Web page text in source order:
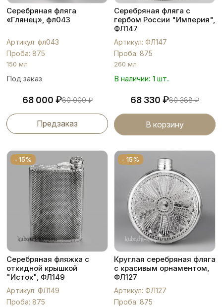
Серебряная фляга
«Глянец», фл043
Артикул: фл043
Проба: 875
150 мл
Под заказ
68 000 ₽80 000₽
Предзаказ
Серебряная фляга с
гербом России "Империя",
ФЛ147
Артикул: ФЛ147
Проба: 875
260 мл
В наличии: 1 шт.
68 330 ₽80 388₽
В корзину
- 15%
Серебряная фляжка с
откидной крышкой
"Исток", ФЛ149
Артикул: ФЛ149
Проба: 875
- 15%
Круглая серебряная фляга
с красивым орнаментом,
ФЛ127
Артикул: ФЛ127
Проба: 875